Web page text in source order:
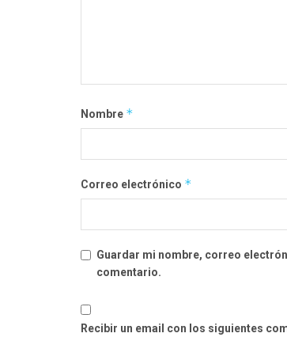
Nombre *
Correo electrónico *
Guardar mi nombre, correo
comentario.
Recibir un email con los siguientes